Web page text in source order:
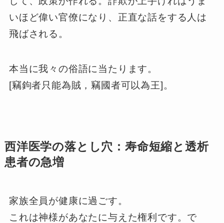
いほど偉い官僚になり、正直な話をする人は
飛ばされる。
本当に我々の俗語に当たります。
[竊鉤者只能為賊，竊國者可以為王]。
西洋医学の落とし穴：寿命短縮と透析
患者の急増
家族全員が健康に過ごす。
これは神様があなたに与えた権利です。で